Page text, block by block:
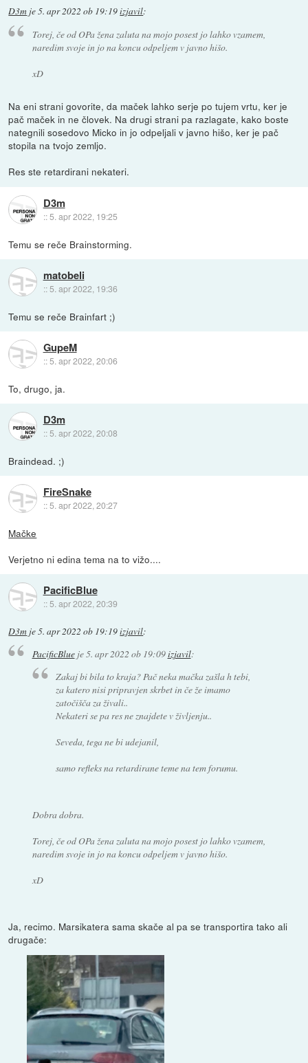
D3m je5. apr 2022 ob 19:19izjavil:
Torej, če od OPa žena zaluta na mojo posest jo lahko vzamem,
naredim svoje in jo na koncu odpeljem v javno hišo.
xD
Na eni strani govorite, da maček lahko serje po tujem vrtu, ker je
pač maček in ne človek. Na drugi strani pa razlagate, kako boste
nategnili sosedovo Micko in jo odpeljali v javno hišo, ker je pač
stopila na tvojo zemljo.
Res ste retardirani nekateri.
D3m
::5. apr 2022, 19:25
Temu se reče Brainstorming.
matobeli
:: 5. apr 2022, 19:36
Temu se reče Brainfart ;)
GupeM
::5. apr 2022, 20:06
To, drugo, ja.
D3m
:: 5. apr 2022, 20:08
Braindead. ;)
FireSnake
::5. apr 2022, 20:27
Mačke
Verjetno ni edina tema na to vižo....
PacificBlue
:: 5. apr 2022, 20:39
D3m je5. apr 2022 ob 19:19izjavil:
PacificBlueje5. apr 2022 ob 19:09izjavil:
Zakaj bi bila to kraja? Pač neka mačka zašla h tebi,
za katero nisi pripravjen skrbet in če že imamo
zatočišča za živali..
Nekateri se pa res ne znajdete v življenju..
Seveda, tega ne bi udejanil,
samo refleks na retardirane teme na tem forumu.
Dobra dobra.
Torej, če od OPa žena zaluta na mojo posest jo lahko vzamem,
naredim svoje in jo na koncu odpeljem v javno hišo.
xD
Ja, recimo. Marsikatera sama skače al pa se transportira tako ali
drugače: